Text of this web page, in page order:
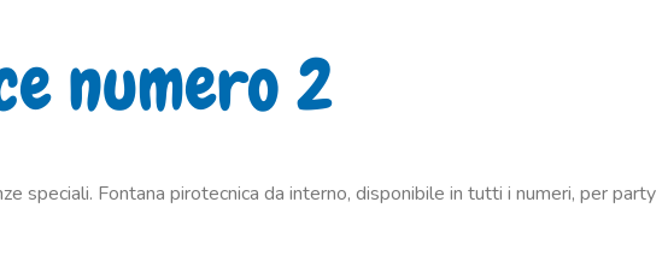
numero 2
speciali. Fontana pirotecnica da interno, disponibile in tutti i numeri, per party